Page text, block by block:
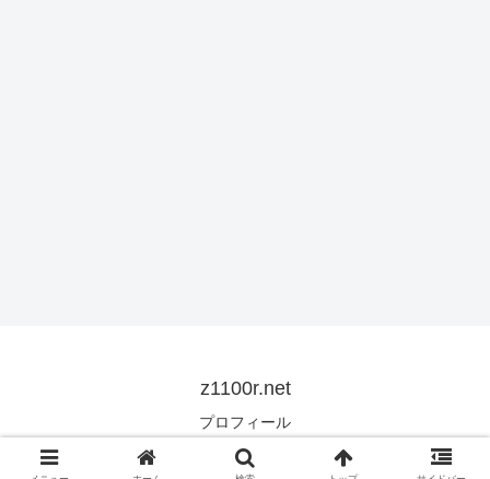
z1100r.net
プロフィール
© 2007 z1100r.net.